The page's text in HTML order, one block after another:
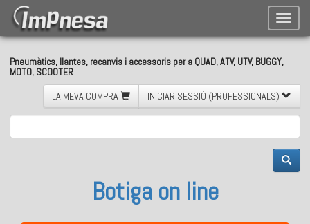
Toggle
Pneumàtics, llantes, recanvis i accessoris per a QUAD, ATV, UTV, BUGGY,
MOTO, SCOOTER
LA MEVA COMPRA
INICIAR SESSIÓ (PROFESSIONALS)
Botiga on line